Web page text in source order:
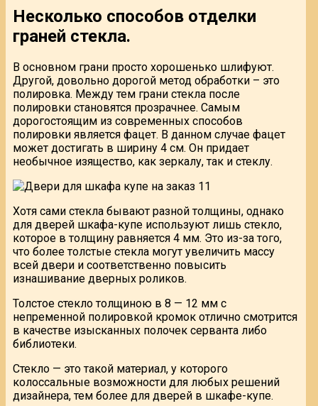
Несколько способов отделки
граней стекла.
В основном грани просто хорошенько шлифуют.
Другой, довольно дорогой метод обработки – это
полировка. Между тем грани стекла после
полировки становятся прозрачнее. Самым
дорогостоящим из современных способов
полировки является фацет. В данном случае фацет
может достигать в ширину 4 см. Он придает
необычное изящество, как зеркалу, так и стеклу.
Хотя сами стекла бывают разной толщины, однако
для дверей шкафа-купе используют лишь стекло,
которое в толщину равняется 4 мм. Это из-за того,
что более толстые стекла могут увеличить массу
всей двери и соответственно повысить
изнашивание дверных роликов.
Толстое стекло толщиною в 8 — 12 мм с
непременной полировкой кромок отлично смотрится
в качестве изысканных полочек серванта либо
библиотеки.
Стекло — это такой материал, у которого
колоссальные возможности для любых решений
дизайнера, тем более для дверей в шкафе-купе.